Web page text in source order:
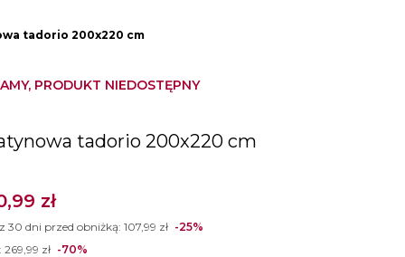
tadorio 200x220 cm
PRODUKT NIEDOSTĘPNY
tadorio 200x220 cm
zł
30 dni przed obniżką:107,99 zł -25%
269,99 zł -70%